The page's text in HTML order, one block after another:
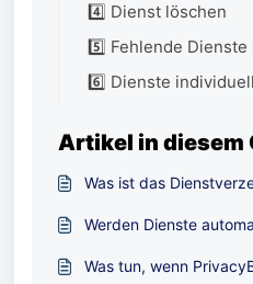
4️⃣ Dienst löschen
5️⃣ Fehlende
6️⃣ Dienste
Artikel in diesem
Was ist das
Werden Dienste
Was tun, wenn